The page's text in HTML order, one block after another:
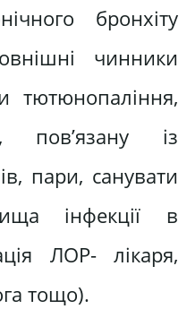
бронхіту
чинники
тютюнопаління,
пов’язану із
пари, санувати
інфекції в
ЛОР- лікаря,
тощо).